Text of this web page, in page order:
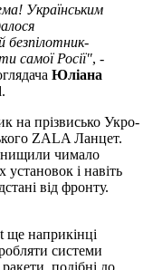
Українським
безпілотник-
самої Росії", -
Юліана
на прізвисько Укро-
ZALA Ланцет.
чимало
установок і навіть
від фронту.
ще наприкінці
системи
подібні до